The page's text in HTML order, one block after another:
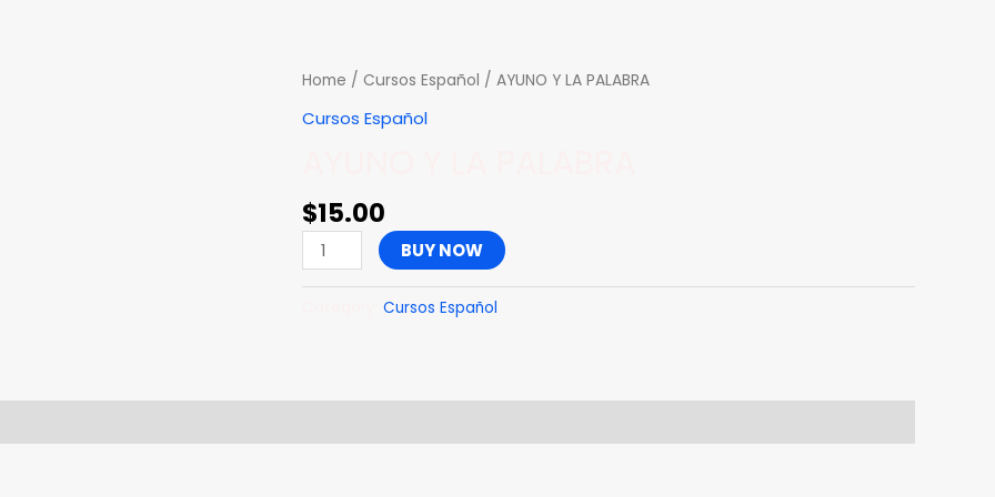
Home / Cursos Español / AYUNO Y LA PALABRA
Cursos Español
$15.00
AYUNO
BUY NOW
Cursos Español